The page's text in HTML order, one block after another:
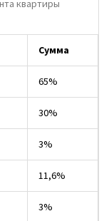
квартиры
Сумма
65%
30%
3%
11,6%
3%